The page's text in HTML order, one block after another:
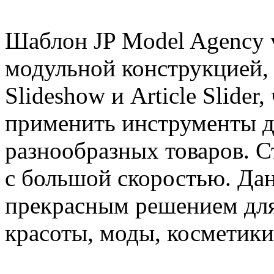
Шаблон JP Model Agency
модульной
Slideshow и Article Slider,
применить инструменты
разнообразных товаров.
с большой скоростью.
прекрасным решением
красоты, моды,